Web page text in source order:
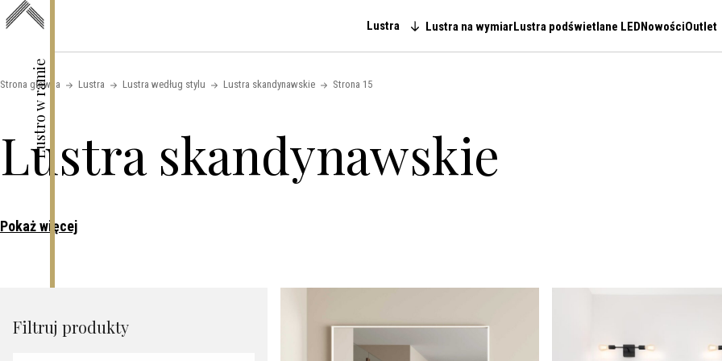
Lustro w ramie
Skip to content
Main navigation
Lustra Lustra na wymiarLustra podświetlane LEDNowościOutlet
Strona główna Lustra Lustra według stylu Lustra skandynawskie Strona 15
Lustra skandynawskie
Pokaż więcej
Filtruj produkty